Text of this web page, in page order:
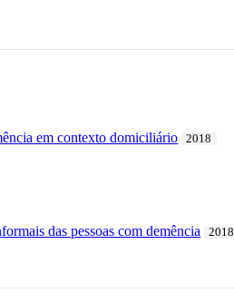
em contexto domiciliário 2018
das pessoas com demência 2018